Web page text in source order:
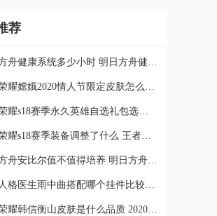
荐
明日方舟健康系统多少小时 明日方舟健康系统怎么解除
王者荣耀嫦娥2020情人节限定皮肤怎么样 王者荣耀嫦娥如梦令皮肤值
王者荣耀s18赛季永久英雄自选礼包选哪个好 永久英雄自选礼包最佳
王者荣耀s18赛季装备调整了什么 王者荣耀s18赛季装备有哪些变化
明日方舟安比尔值不值得培养 明日方舟新干员安比尔有必要练吗
第五人格医生雨中曲搭配哪个挂件比较好 演绎之星雨中曲皮肤挂件搭
王者荣耀韩信衡山皮肤是什么品质 2020鼠年韩信衡山皮肤是传说皮肤